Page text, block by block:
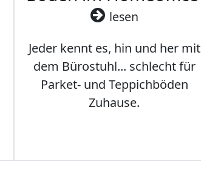
lesen
Jeder kennt es, hin und her mit
dem Bürostuhl... schlecht für
Parket- und Teppichböden
Zuhause.